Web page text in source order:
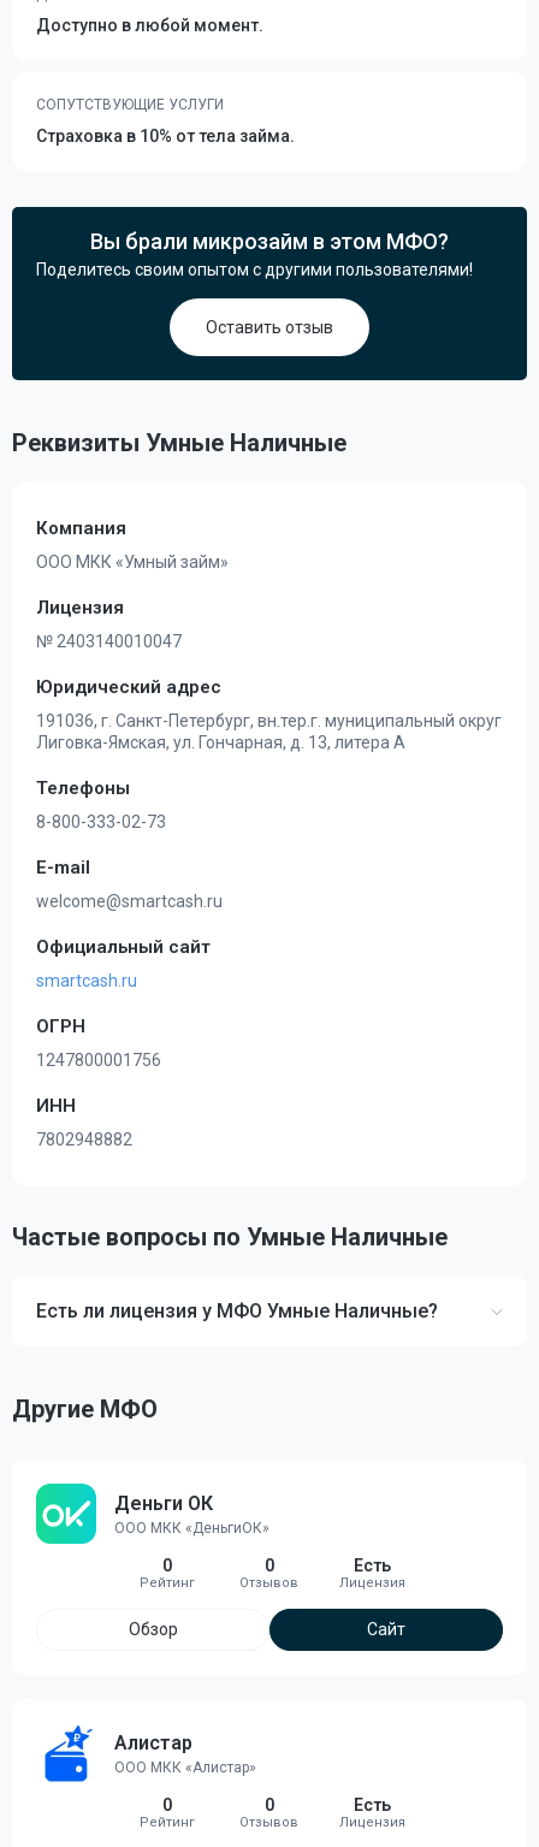
Доступно в любой момент.
СОПУТСТВУЮЩИЕ УСЛУГИ
Страховка в 10% от тела займа.
Вы брали микрозайм в этом МФО?
Поделитесь своим опытом с другими пользователями!
Оставить отзыв
Реквизиты Умные Наличные
Компания
ООО МКК «Умный займ»
Лицензия
№ 2403140010047
Юридический адрес
191036, г. Санкт-Петербург, вн.тер.г. муниципальный округ
Лиговка-Ямская, ул. Гончарная, д. 13, литера А
Телефоны
8-800-333-02-73
E-mail
welcome@smartcash.ru
Официальный сайт
smartcash.ru
ОГРН
1247800001756
ИНН
7802948882
Частые вопросы по Умные Наличные
Есть ли лицензия у МФО Умные Наличные?
Другие МФО
Деньги ОК
ООО МКК «ДеньгиОК»
0 0 Есть
Обзор Сайт
Алистар
ООО МКК «Алистар»
0 0 Есть